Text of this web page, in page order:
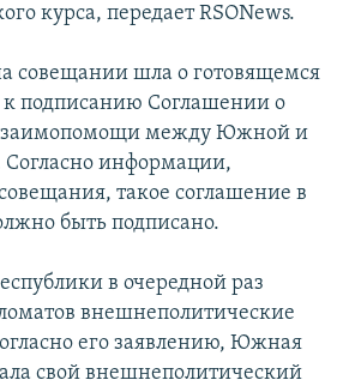
курса, передает RSONews.
совещании шла о готовящемся
подписанию Cоглашении о
взаимопомощи между Южной и
информации,
такое соглашение в
быть подписано.
в очередной раз
внешнеполитические
его заявлению, Южная
свой внешнеполитический